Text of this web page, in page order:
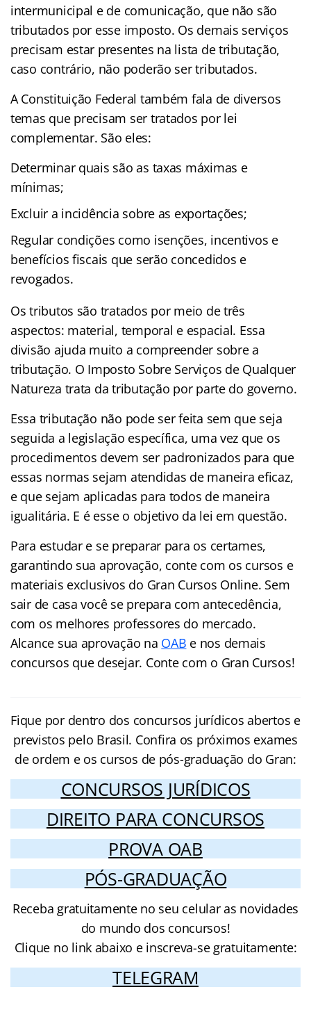
intermunicipal e de comunicação, que não são
tributados por esse imposto. Os demais serviços
precisam estar presentes na lista de tributação,
caso contrário, não poderão ser tributados.
A Constituição Federal também fala de diversos
temas que precisam ser tratados por lei
complementar. São eles:
Determinar quais são as taxas máximas e
mínimas;
Excluir a incidência sobre as exportações;
Regular condições como isenções, incentivos e
benefícios fiscais que serão concedidos e
revogados.
Os tributos são tratados por meio de três
aspectos: material, temporal e espacial. Essa
divisão ajuda muito a compreender sobre a
tributação. O Imposto Sobre Serviços de Qualquer
Natureza trata da tributação por parte do governo.
Essa tributação não pode ser feita sem que seja
seguida a legislação específica, uma vez que os
procedimentos devem ser padronizados para que
essas normas sejam atendidas de maneira eficaz,
e que sejam aplicadas para todos de maneira
igualitária. E é esse o objetivo da lei em questão.
Para estudar e se preparar para os certames,
garantindo sua aprovação, conte com os cursos e
materiais exclusivos do Gran Cursos Online. Sem
sair de casa você se prepara com antecedência,
com os melhores professores do mercado.
Alcance sua aprovação na OAB e nos demais
concursos que desejar. Conte com o Gran Cursos!
Fique por dentro dos concursos jurídicos abertos e
previstos pelo Brasil. Confira os próximos exames
de ordem e os cursos de pós-graduação do Gran:
CONCURSOS JURÍDICOS
DIREITO PARA CONCURSOS
PROVA OAB
PÓS-GRADUAÇÃO
Receba gratuitamente no seu celular as novidades
do mundo dos concursos!
Clique no link abaixo e inscreva-se gratuitamente:
TELEGRAM